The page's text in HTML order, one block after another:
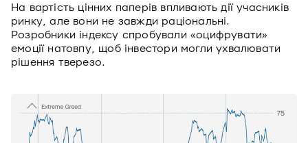
На вартість цінних паперів впливають дії учасників
ринку, але вони не завжди раціональні.
Розробники індексу спробували «оцифрувати»
емоції натовпу, щоб інвестори могли ухвалювати
рішення тверезо.